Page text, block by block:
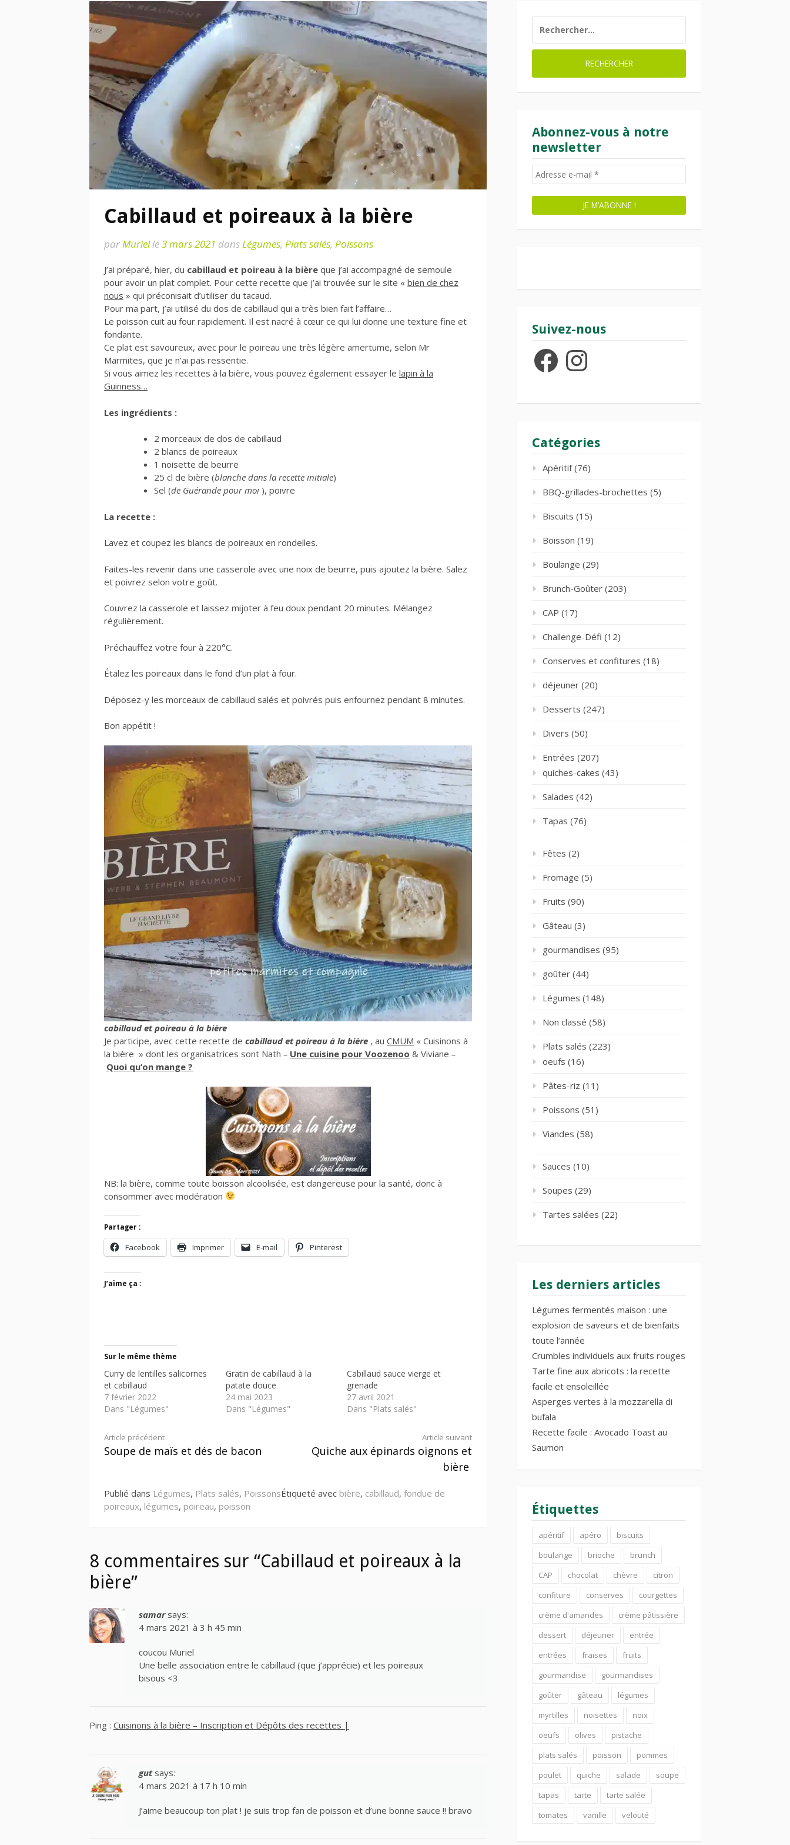
Cabillaud et poireaux à la bière
parMurielle3 mars 2021 dansLégumes, Plats salés, Poissons
J’ai préparé, hier, du cabillaud et poireau à la bière que j’ai accompagné de semoule
pour avoir un plat complet. Pour cette recette que j’ai trouvée sur le site « bien de chez
nous » qui préconisait d’utiliser du tacaud.
Pour ma part, j’ai utilisé du dos de cabillaud qui a très bien fait l’affaire…
Le poisson cuit au four rapidement. Il est nacré à cœur ce qui lui donne une texture fine et
fondante.
Ce plat est savoureux, avec pour le poireau une très légère amertume, selon Mr
Marmites, que je n’ai pas ressentie.
Si vous aimez les recettes à la bière, vous pouvez également essayer le lapin à la
Guinness…
Les ingrédients :
2 morceaux de dos de cabillaud
2 blancs de poireaux
1 noisette de beurre
25 cl de bière (blanche dans la recette initiale)
Sel (de Guérande pour moi ), poivre
La recette :
Lavez et coupez les blancs de poireaux en rondelles.
Faites-les revenir dans une casserole avec une noix de beurre, puis ajoutez la bière. Salez
et poivrez selon votre goût.
Couvrez la casserole et laissez mijoter à feu doux pendant 20 minutes. Mélangez
régulièrement.
Préchauffez votre four à 220°C.
Étalez les poireaux dans le fond d’un plat à four.
Déposez-y les morceaux de cabillaud salés et poivrés puis enfournez pendant 8 minutes.
Bon appétit !
cabillaud et poireau à la bière
Je participe, avec cette recette de cabillaud et poireau à la bière , au CMUM « Cuisinons à
la bière » dont les organisatrices sont Nath – Une cuisine pour Voozenoo & Viviane –
Quoi qu’on mange ?
NB: la bière, comme toute boisson alcoolisée, est dangereuse pour la santé, donc à
consommer avec modération
Partager :
Facebook Imprimer E-mail Pinterest
J’aime ça :
Sur le même thème
Curry de lentilles salicornes
et cabillaud
7 février 2022
Dans "Légumes"
Gratin de cabillaud à la
patate douce
24 mai 2023
Dans "Légumes"
Cabillaud sauce vierge et
grenade
27 avril 2021
Dans "Plats salés"
Lire
Article précédent
Soupe de maïs et dés de bacon
Article suivant
Quiche aux épinards oignons et
bière
Publié dans Légumes, Plats salés, PoissonsÉtiqueté avec bière, cabillaud, fondue de
poireaux, légumes, poireau, poisson
8 commentaires sur “Cabillaud et poireaux à la
bière”
samar says:
4 mars 2021 à 3 h 45 min
coucou Muriel
Une belle association entre le cabillaud (que j’apprécie) et les poireaux
bisous <3
Ping : Cuisinons à la bière – Inscription et Dépôts des recettes |
gut says:
4 mars 2021 à 17 h 10 min
J’aime beaucoup ton plat ! je suis trop fan de poisson et d’une bonne sauce !! bravo
Abonnez-vous à notre
newsletter
Suivez-nous
FacebookInstagram
Catégories
Apéritif(76)
BBQ-grillades-brochettes (5)
Biscuits (15)
Boisson (19)
Boulange (29)
Brunch-Goûter (203)
CAP (17)
Challenge-Défi (12)
Conserves et confitures (18)
déjeuner (20)
Desserts (247)
Divers (50)
Entrées (207)
quiches-cakes (43)
Salades (42)
Tapas (76)
Fêtes (2)
Fromage (5)
Fruits (90)
Gâteau (3)
gourmandises (95)
goûter (44)
Légumes (148)
Non classé (58)
Plats salés (223)
oeufs (16)
Pâtes-riz (11)
Poissons (51)
Viandes (58)
Sauces (10)
Soupes (29)
Tartes salées (22)
Les derniers articles
Légumes fermentés maison : une
explosion de saveurs et de bienfaits
toute l’année
Crumbles individuels aux fruits rouges
Tarte fine aux abricots : la recette
facile et ensoleillée
Asperges vertes à la mozzarella di
bufala
Recette facile : Avocado Toast au
Saumon
Étiquettes
apéritif apéro
biscuits
boulange
brioche
brunch
CAP
chocolat chèvre
citron
confiture
conserves
courgettes
crème d'amandes
crème pâtissière
dessert
déjeuner
entrée
entrées
fraises
fruits
gourmandise
gourmandises
goûter
gâteau
légumes
myrtilles
noisettes
noix
oeufs
olives
pistache
plats salés
poisson
pommes
poulet
quiche salade
soupe
tapas
tarte
tarte salée
tomates
vanille velouté